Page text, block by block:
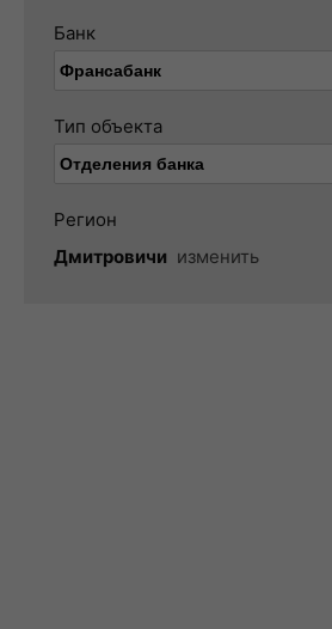
Банк
Тип объекта
Регион
Дмитровичи изменить